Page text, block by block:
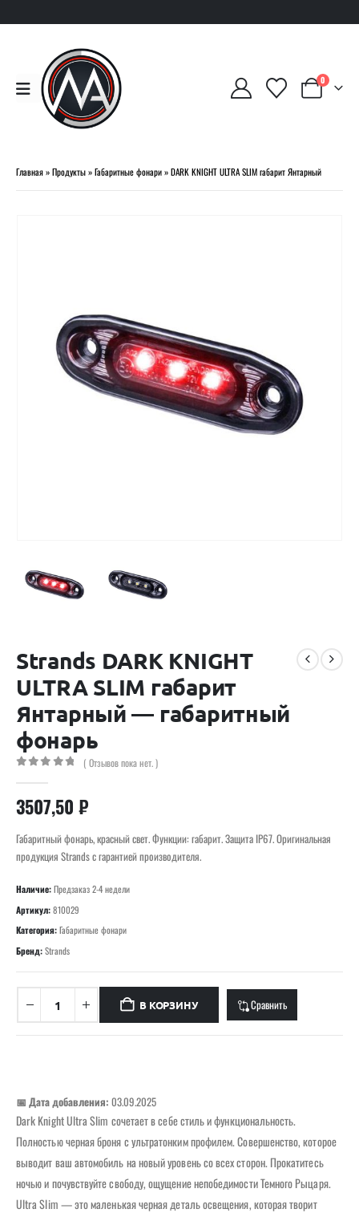
0
Главная»Продукты»Габаритные фонари»DARK KNIGHT ULTRA SLIM габарит Янтарный
Strands DARK KNIGHT
ULTRA SLIM габарит
Янтарный — габаритный
фонарь
( Отзывов пока нет. )
3507,50 ₽
Габаритный фонарь, красный свет. Функции: габарит. Защита IP67. Оригинальная
продукция Strands с гарантией производителя.
Наличие:Предзаказ 2-4 недели
Артикул:810029
Категория:Габаритные фонари
Бренд:Strands
В КОРЗИНУ Сравнить
📅 Дата добавления: 03.09.2025
Dark Knight Ultra Slim сочетает в себе стиль и функциональность.
Полностью черная броня с ультратонким профилем. Совершенство, которое
выводит ваш автомобиль на новый уровень со всех сторон. Прокатитесь
ночью и почувствуйте свободу, ощущение непобедимости Темного Рыцаря.
Ultra Slim — это маленькая черная деталь освещения, которая творит